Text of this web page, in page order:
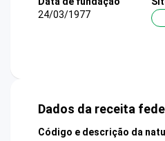
24/03/1977
Dados da receita
Código e descrição da